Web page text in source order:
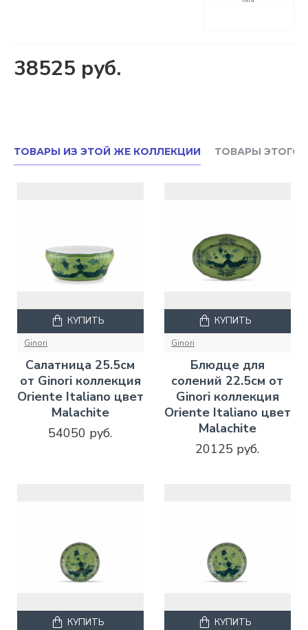
38525 руб.
ТОВАРЫ ИЗ ЭТОЙ ЖЕ КОЛЛЕКЦИИ ТОВАРЫ ЭТОГО
Ginori
Салатница 25.5см
от Ginori коллекция
Oriente Italiano цвет
Malachite
54050 руб.
КУПИТЬ
Ginori
Блюдце для
солений 22.5см от
Ginori коллекция
Oriente Italiano цвет
Malachite
20125 руб.
КУПИТЬ
КУПИТЬ КУПИТЬ